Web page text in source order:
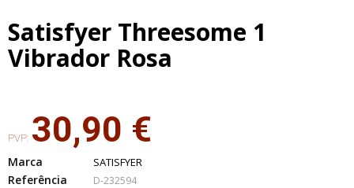
Satisfyer Threesome 1
Vibrador Rosa
PVP: 30,90 €
Marca SATISFYER
Referência D-232594